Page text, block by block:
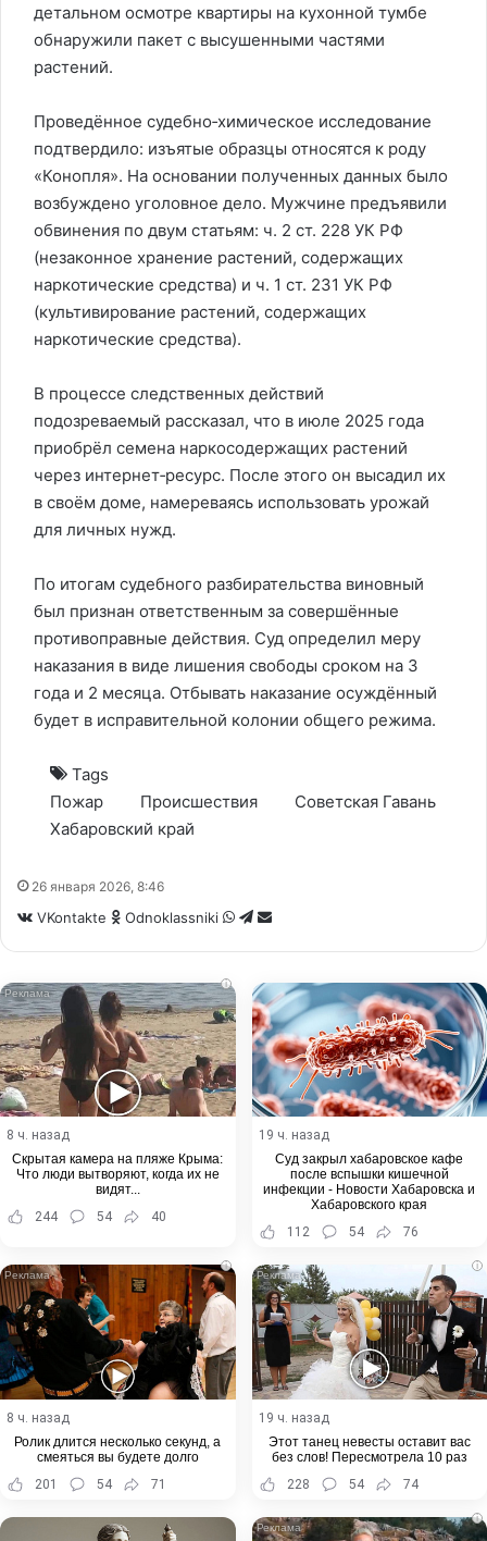
детальном осмотре квартиры на кухонной тумбе
обнаружили пакет с высушенными частями
растений.
Проведённое судебно‑химическое исследование
подтвердило: изъятые образцы относятся к роду
«Конопля». На основании полученных данных было
возбуждено уголовное дело. Мужчине предъявили
обвинения по двум статьям: ч. 2 ст. 228 УК РФ
(незаконное хранение растений, содержащих
наркотические средства) и ч. 1 ст. 231 УК РФ
(культивирование растений, содержащих
наркотические средства).
В процессе следственных действий
подозреваемый рассказал, что в июле 2025 года
приобрёл семена наркосодержащих растений
через интернет‑ресурс. После этого он высадил их
в своём доме, намереваясь использовать урожай
для личных нужд.
По итогам судебного разбирательства виновный
был признан ответственным за совершённые
противоправные действия. Суд определил меру
наказания в виде лишения свободы сроком на 3
года и 2 месяца. Отбывать наказание осуждённый
будет в исправительной колонии общего режима.
Tags
Пожар
Происшествия
Советская Гавань
Хабаровский край
26 января 2026, 8:46
VKontakte Odnoklassniki WhatsApp
Telegram
Share
i
8 ч. назад
Скрытая камера на пляже Крыма:
Что люди вытворяют, когда их не
видят...
244
54 40
19 ч. назад
Суд закрыл хабаровское кафе
после вспышки кишечной
инфекции - Новости Хабаровска и
Хабаровского края
112
54 76
i
8 ч. назад
Ролик длится несколько секунд, а
смеяться вы будете долго
201
54 71
i
19 ч. назад
Этот танец невесты оставит вас
без слов! Пересмотрела 10 раз
228
54 74
i